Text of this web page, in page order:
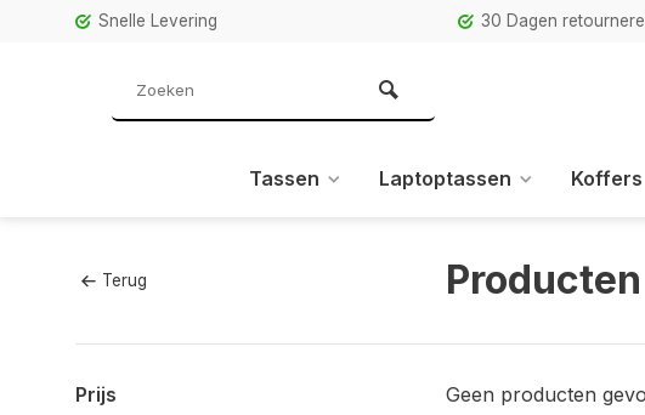
Snelle Levering 30 Dagen
Tassen Laptoptassen Koffers
Terug
Prijs Geen producten